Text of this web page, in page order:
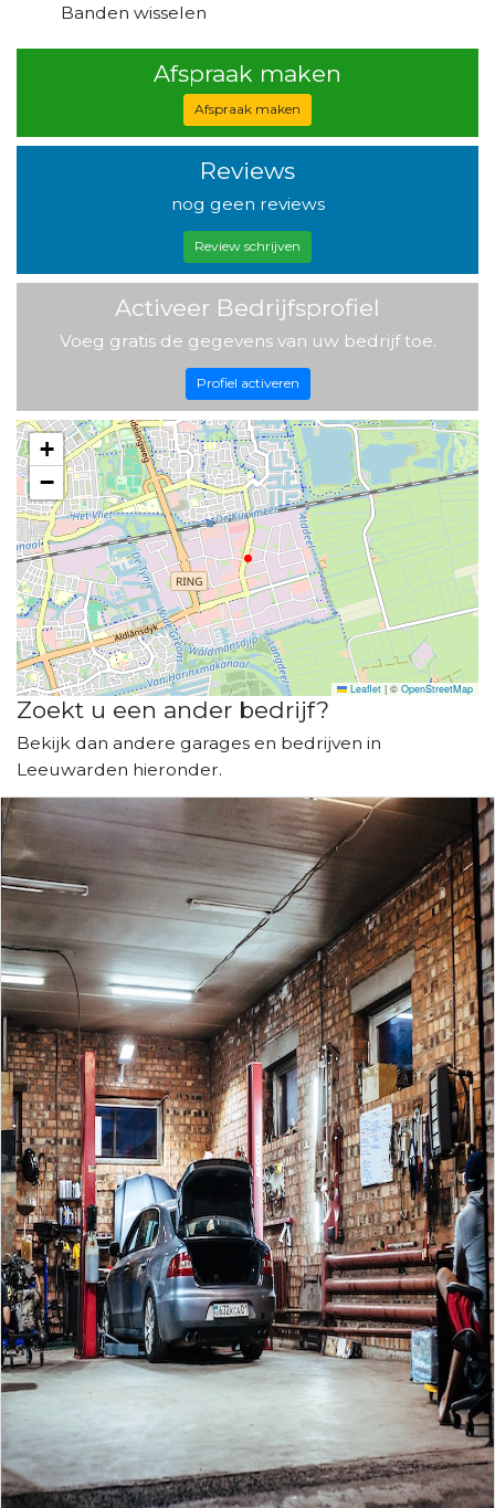
Banden wisselen
Afspraak maken
Afspraak maken
Reviews
nog geen reviews
Review schrijven
Activeer Bedrijfsprofiel
Voeg gratis de gegevens van uw bedrijf toe.
Profiel activeren
+
−
Leaflet | © OpenStreetMap
Zoekt u een ander bedrijf?
Bekijk dan andere garages en bedrijven in
Leeuwarden hieronder.